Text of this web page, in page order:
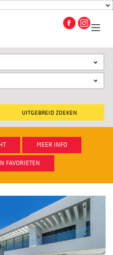
UITGEBREID ZOEKEN
MEER INFO
FAVORIETEN